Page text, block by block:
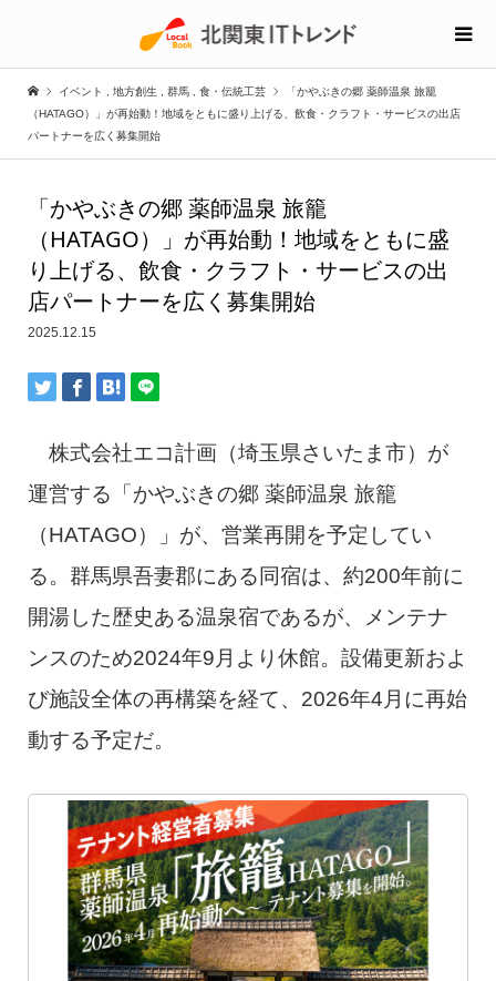
イベント 地方創生 群馬 食・伝統工芸
「かやぶきの郷 薬師温泉 旅籠
（HATAGO）」が再始動！地域をともに盛り上げる、飲食・クラフト・サービスの出店
パートナーを広く募集開始
「かやぶきの郷 薬師温泉 旅籠
（HATAGO）」が再始動！地域をともに盛
り上げる、飲食・クラフト・サービスの出
店パートナーを広く募集開始
2025.12.15
株式会社エコ計画（埼玉県さいたま市）が
運営する「かやぶきの郷 薬師温泉 旅籠
（HATAGO）」が、営業再開を予定してい
る。群馬県吾妻郡にある同宿は、約200年前に
開湯した歴史ある温泉宿であるが、メンテナ
ンスのため2024年9月より休館。設備更新およ
び施設全体の再構築を経て、2026年4月に再始
動する予定だ。